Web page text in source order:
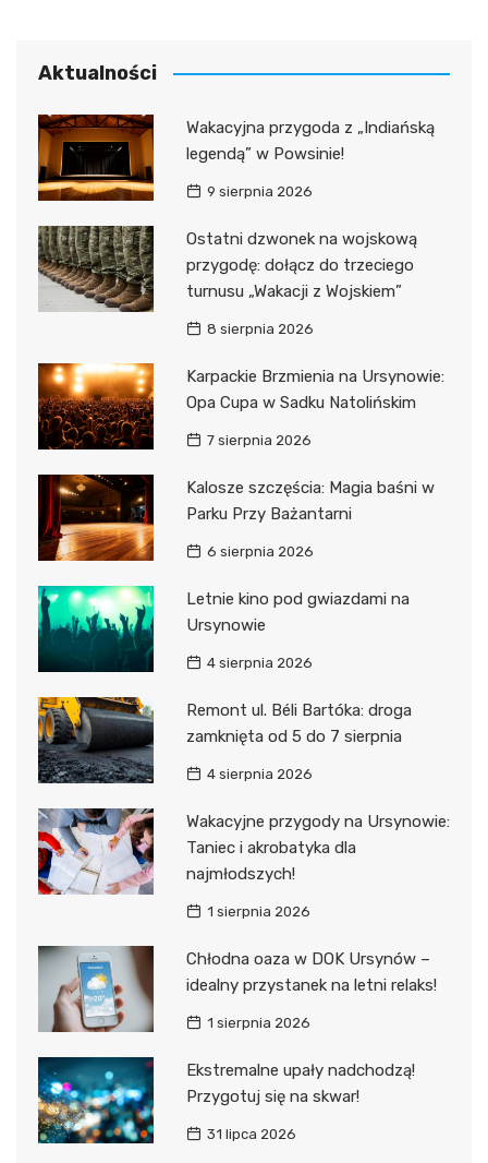
Aktualności
Wakacyjna przygoda z „Indiańską
legendą” w Powsinie!
9 sierpnia 2026
Ostatni dzwonek na wojskową
przygodę: dołącz do trzeciego
turnusu „Wakacji z Wojskiem”
8 sierpnia 2026
Karpackie Brzmienia na Ursynowie:
Opa Cupa w Sadku Natolińskim
7 sierpnia 2026
Kalosze szczęścia: Magia baśni w
Parku Przy Bażantarni
6 sierpnia 2026
Letnie kino pod gwiazdami na
Ursynowie
4 sierpnia 2026
Remont ul. Béli Bartóka: droga
zamknięta od 5 do 7 sierpnia
4 sierpnia 2026
Wakacyjne przygody na Ursynowie:
Taniec i akrobatyka dla
najmłodszych!
1 sierpnia 2026
Chłodna oaza w DOK Ursynów –
idealny przystanek na letni relaks!
1 sierpnia 2026
Ekstremalne upały nadchodzą!
Przygotuj się na skwar!
31 lipca 2026